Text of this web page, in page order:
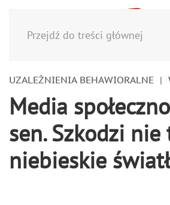
Przejdź do treści głównej
UZALEŻNIENIA BEHAWIORALNE
Media
sen. Szkodzi
niebieskie